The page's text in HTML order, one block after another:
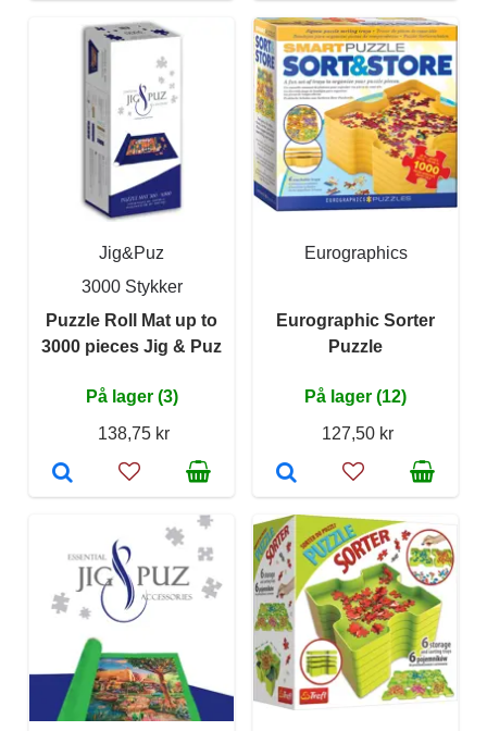
Jig&Puz
3000 Stykker
Puzzle Roll Mat up to
3000 pieces Jig & Puz
På lager (3)
138,75 kr
Eurographics
Eurographic Sorter
Puzzle
På lager (12)
127,50 kr